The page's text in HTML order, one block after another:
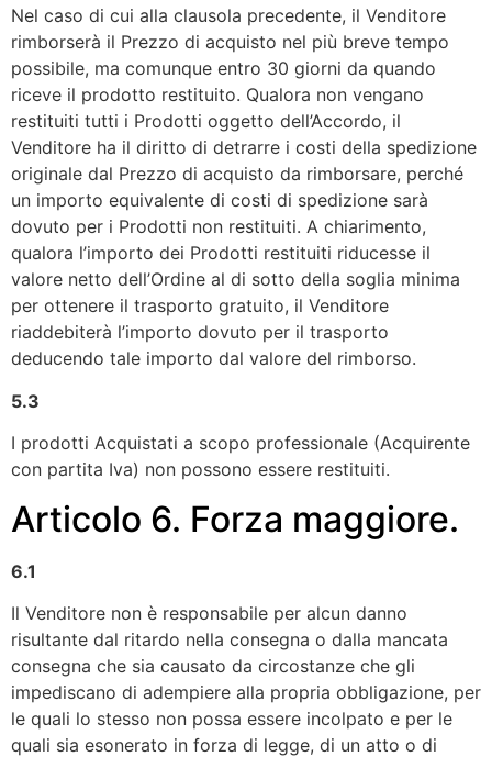
Nel caso di cui alla clausola precedente, il Venditore
rimborserà il Prezzo di acquisto nel più breve tempo
possibile, ma comunque entro 30 giorni da quando
riceve il prodotto restituito. Qualora non vengano
restituiti tutti i Prodotti oggetto dell’Accordo, il
Venditore ha il diritto di detrarre i costi della spedizione
originale dal Prezzo di acquisto da rimborsare, perché
un importo equivalente di costi di spedizione sarà
dovuto per i Prodotti non restituiti. A chiarimento,
qualora l’importo dei Prodotti restituiti riducesse il
valore netto dell’Ordine al di sotto della soglia minima
per ottenere il trasporto gratuito, il Venditore
riaddebiterà l’importo dovuto per il trasporto
deducendo tale importo dal valore del rimborso.
5.3
I prodotti Acquistati a scopo professionale (Acquirente
con partita Iva) non possono essere restituiti.
Articolo 6. Forza maggiore.
6.1
Il Venditore non è responsabile per alcun danno
risultante dal ritardo nella consegna o dalla mancata
consegna che sia causato da circostanze che gli
impediscano di adempiere alla propria obbligazione, per
le quali lo stesso non possa essere incolpato e per le
quali sia esonerato in forza di legge, di un atto o di